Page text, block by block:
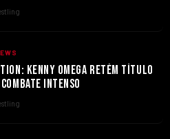
KENNY OMEGA RETÉM TÍTULO
INTENSO